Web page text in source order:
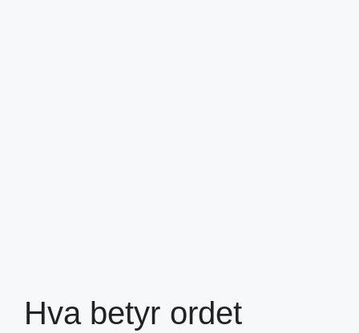
Hva betyr ordet